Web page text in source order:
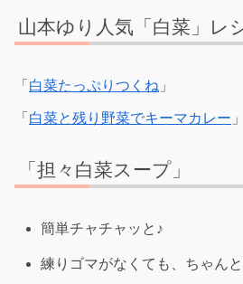
山本ゆり人気「白菜」レ
「 白菜たっぷりつくね 」
「 白菜と残り野菜でキーマカレー 」
「担々白菜スープ」
簡単チャチャッと♪
練りゴマがなくても、ちゃんと